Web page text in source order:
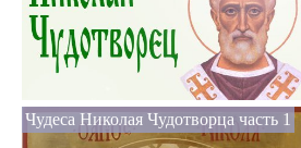
Чудеса Николая Чудотворца часть 1